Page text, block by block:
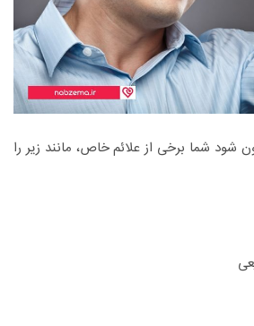
شود شما برخی از علائم خاص، مانند زیر را